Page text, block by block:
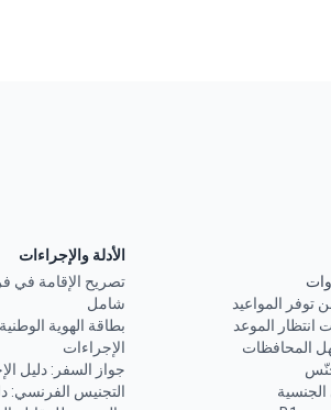
توفر المواعيد
انتظار الموعد
المحافظات
الأدلة والإجراءات
تصريح الإقامة في
شامل
بطاقة الهوية
الإجراءات
جواز السفر: دليل
التجنيس الفرنسي: